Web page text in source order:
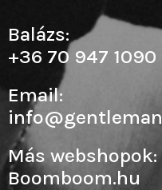
Balázs:
+36 70 947 1090
Email:
Más webshopok:
Boomboom.hu